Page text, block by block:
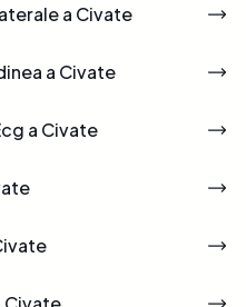
a Civate
a Civate
a Civate